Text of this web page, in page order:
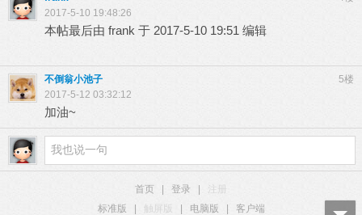
2017-5-10 19:48:26
本帖最后由 frank 于 2017-5-10 19:51 编辑
5楼
不倒翁小池子
2017-5-12 03:32:12
加油~
首页 登录
标准版
触屏版 电脑版 客户端